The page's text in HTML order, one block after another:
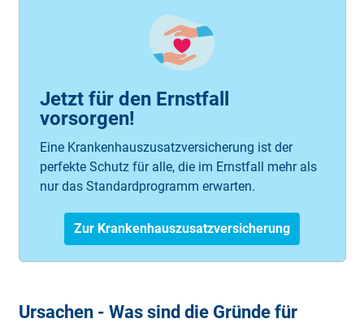
Jetzt für den Ernstfall
vorsorgen!
Eine Krankenhauszusatzversicherung ist der
perfekte Schutz für alle, die im Ernstfall mehr als
nur das Standardprogramm erwarten.
Zur Krankenhauszusatzversicherung
Ursachen - Was sind die Gründe für